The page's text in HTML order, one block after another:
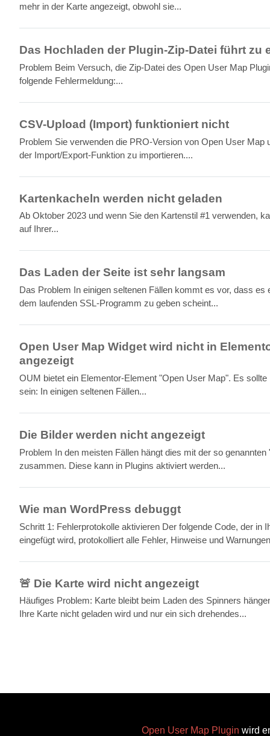
mehr in der Karte angezeigt, obwohl sie...
Das Hochladen der Plugin-Zip-Datei führt zu
Problem Beim Versuch, die Zip-Datei des Open User Map
folgende Fehlermeldung:...
CSV-Upload (Import) funktioniert nicht
Problem Sie verwenden die PRO-Version von Open User Map
der Import/Export-Funktion zu importieren....
Kartenkacheln werden nicht geladen
Ab Oktober 2023 und wenn Sie den Kartenstil #1 verwenden,
auf Ihrer...
Das Laden der Seite ist sehr langsam
Das Problem In einigen seltenen Fällen kommt es vor, dass es
dem laufenden SSL-Programm zu geben scheint...
Open User Map Widget wird nicht in
angezeigt
OUM bietet ein Elementor-Element "Open User Map". Es
sein: In einigen seltenen Fällen...
Die Bilder werden nicht angezeigt
Problem In den meisten Fällen hängt dies mit der so
zusammen. Diese kann in Plugins aktiviert werden...
Wie man WordPress debuggt
Schritt 1: Fehlerprotokolle aktivieren Der folgende Code, der in
eingefügt wird, protokolliert alle Fehler, Hinweise und
🚨 Die Karte wird nicht angezeigt
Häufiges Problem: Karte bleibt beim Laden des Spinners
Ihre Karte nicht geladen wird und nur ein sich drehendes...
Open User Map Plugin wird